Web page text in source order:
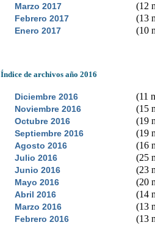
Marzo 2017 (12
Febrero 2017 (13
Enero 2017 (10
Índice de archivos año 2016
Diciembre 2016 (11
Noviembre 2016 (15
Octubre 2016 (19
Septiembre 2016 (19
Agosto 2016 (16
Julio 2016 (25
Junio 2016 (23
Mayo 2016 (20
Abril 2016 (14
Marzo 2016 (13
Febrero 2016 (13